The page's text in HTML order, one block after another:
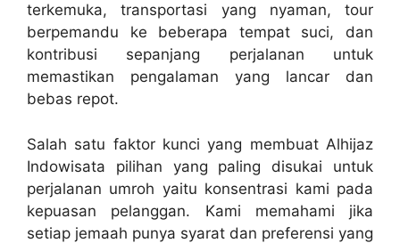
terkemuka, transportasi yang nyaman, tour
berpemandu ke beberapa tempat suci, dan
kontribusi sepanjang perjalanan untuk
memastikan pengalaman yang lancar dan
bebas repot.
Salah satu faktor kunci yang membuat Alhijaz
Indowisata pilihan yang paling disukai untuk
perjalanan umroh yaitu konsentrasi kami pada
kepuasan pelanggan. Kami memahami jika
setiap jemaah punya syarat dan preferensi yang